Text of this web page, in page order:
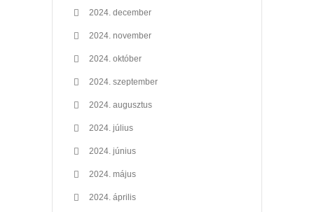
2024. december
2024. november
2024. október
2024. szeptember
2024. augusztus
2024. július
2024. június
2024. május
2024. április